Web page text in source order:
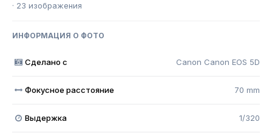
· 23 изображения
ИНФОРМАЦИЯ О ФОТО
Сделано с Canon Canon EOS 5D
Фокусное расстояние 70 mm
Выдержка 1/320